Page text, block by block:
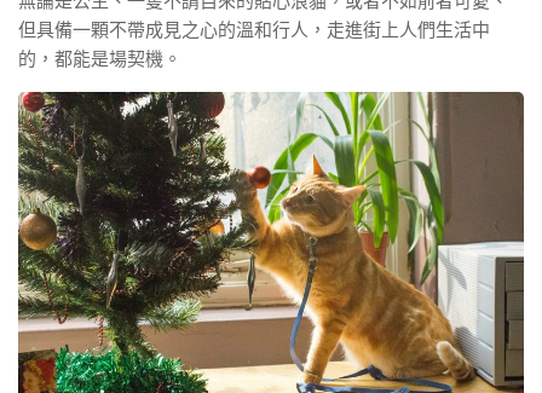
但具備一顆不帶成見之心的溫和行人，走進街上人們生活中
的，都能是場契機。